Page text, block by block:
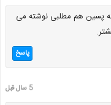
پسین هم مطلبی نوشته می
پاسخ
5 سال قبل